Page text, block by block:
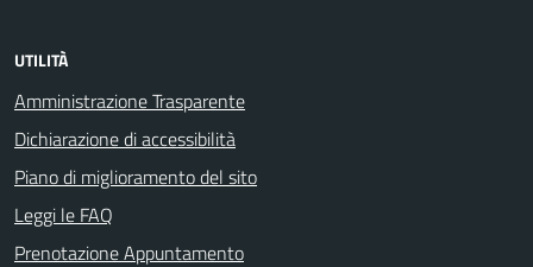
UTILITÀ
Amministrazione Trasparente
Dichiarazione di accessibilità
Piano di miglioramento del sito
Leggi le FAQ
Prenotazione Appuntamento